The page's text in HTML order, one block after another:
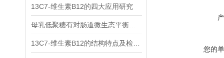
13C7-维生素B12的四大应用研究
您的